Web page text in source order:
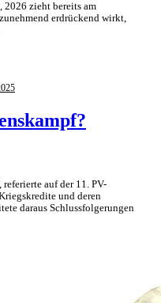
2026 zieht bereits am
erdrückend wirkt,
auf der 11. PV-
und deren
daraus Schlussfolgerungen